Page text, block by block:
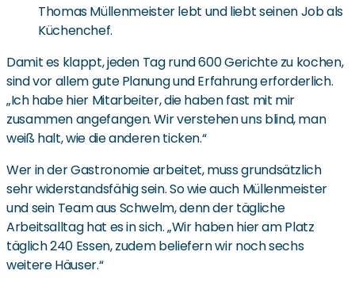
Thomas Müllenmeister lebt und liebt seinen Job als
Küchenchef.
Damit es klappt, jeden Tag rund 600 Gerichte zu kochen,
sind vor allem gute Planung und Erfahrung erforderlich.
„Ich habe hier Mitarbeiter, die haben fast mit mir
zusammen angefangen. Wir verstehen uns blind, man
weiß halt, wie die anderen ticken.“
Wer in der Gastronomie arbeitet, muss grundsätzlich
sehr widerstandsfähig sein. So wie auch Müllenmeister
und sein Team aus Schwelm, denn der tägliche
Arbeitsalltag hat es in sich. „Wir haben hier am Platz
täglich 240 Essen, zudem beliefern wir noch sechs
weitere Häuser.“